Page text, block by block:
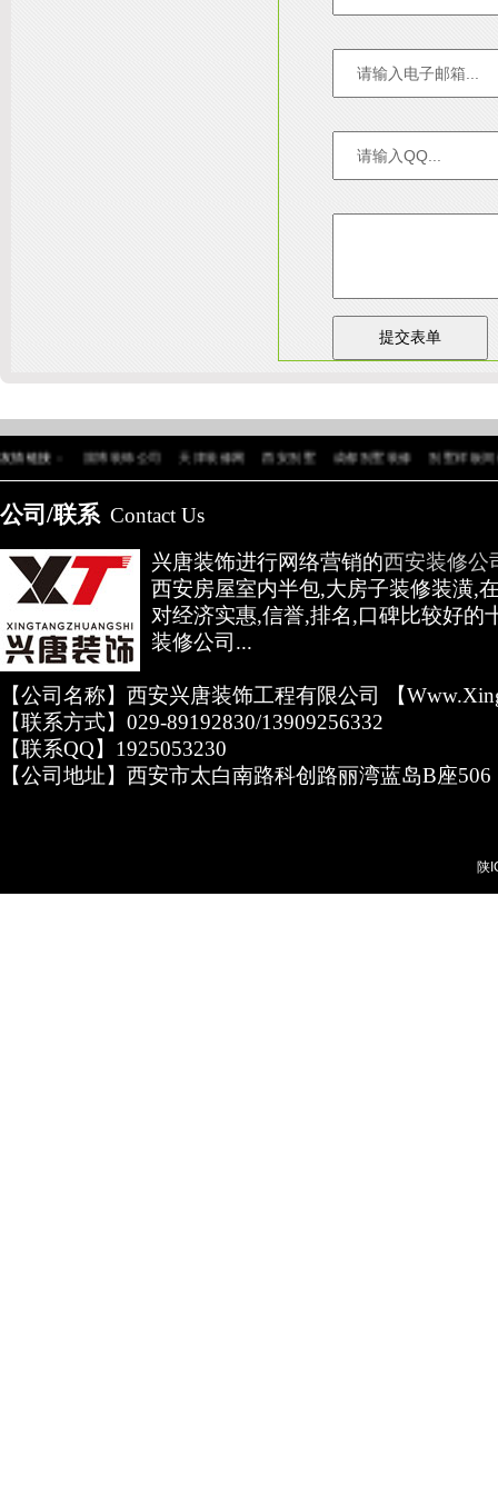
公司/联系 Contact Us
兴唐装饰进行网络营销的西安装修公
西安房屋室内半包,大房子装修装潢,
对经济实惠,信誉,排名,口碑比较好的
装修公司...
【公司名称】西安兴唐装饰工程有限公司 【
【联系方式】029-89192830/13909256332
【联系QQ】1925053230
【公司地址】西安市太白南路科创路丽湾蓝岛B座506
陕